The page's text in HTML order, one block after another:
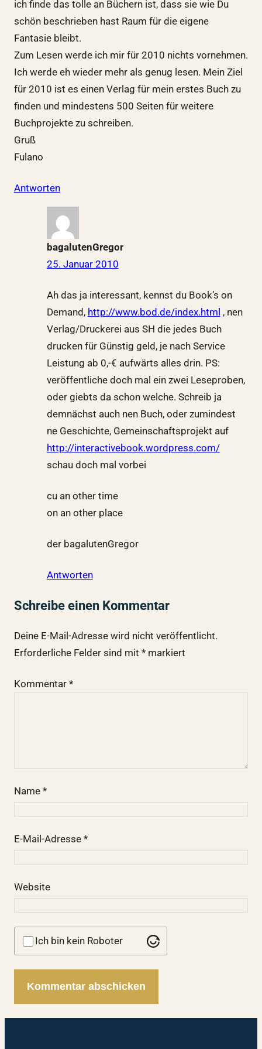
ich finde das tolle an Büchern ist, dass sie wie Du
schön beschrieben hast Raum für die eigene
Fantasie bleibt.
Zum Lesen werde ich mir für 2010 nichts vornehmen.
Ich werde eh wieder mehr als genug lesen. Mein Ziel
für 2010 ist es einen Verlag für mein erstes Buch zu
finden und mindestens 500 Seiten für weitere
Buchprojekte zu schreiben.
Gruß
Fulano
Antworten
bagalutenGregor
25. Januar 2010
Ah das ja interessant, kennst du Book’s on
Demand, http://www.bod.de/index.html , nen
Verlag/Druckerei aus SH die jedes Buch
drucken für Günstig geld, je nach Service
Leistung ab 0,-€ aufwärts alles drin. PS:
veröffentliche doch mal ein zwei Leseproben,
oder giebts da schon welche. Schreib ja
demnächst auch nen Buch, oder zumindest
ne Geschichte, Gemeinschaftsprojekt auf
http://interactivebook.wordpress.com/
schau doch mal vorbei
cu an other time
on an other place
der bagalutenGregor
Antworten
Schreibe einen Kommentar
Deine E-Mail-Adresse wird nicht veröffentlicht.
Erforderliche Felder sind mit *markiert
Kommentar *
Name *
E-Mail-Adresse *
Website
Ich bin kein Roboter